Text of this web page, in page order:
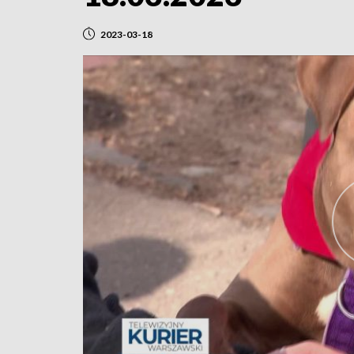
2023-03-18